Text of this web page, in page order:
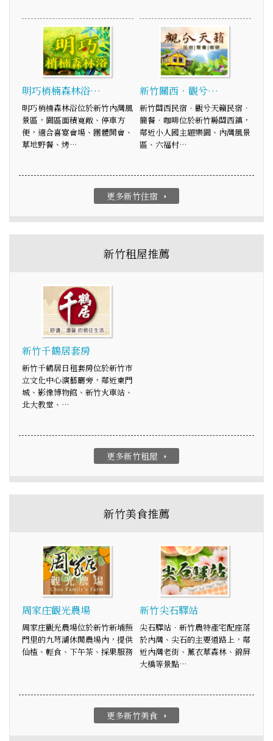
明巧梢楠森林浴…
明巧梢楠森林浴位於新竹內灣風
景區，園區面積寬敞、停車方
便，適合喜宴會場、團體開會、
草地野餐、烤…
新竹關西‧觀兮…
新竹關西民宿‧觀兮天籟民宿‧
簡餐‧咖啡位於新竹縣關西鎮，
鄰近小人國主題樂園、內灣風景
區、六福村…
更多新竹住宿 arrow_right
新竹租屋推薦
新竹千鶴居套房
新竹千鶴居日租套房位於新竹市
立文化中心演藝廳旁，鄰近東門
城、影像博物館、新竹火車站、
北大教堂、…
更多新竹租屋 arrow_right
新竹美食推薦
周家庄觀光農場
周家庄觀光農場位於新竹新埔照
門里的九芎湖休閒農場內，提供
仙楂、輕食、下午茶、採果服務
新竹尖石驛站
尖石驛站．新竹農特產宅配座落
於內灣、尖石的主要道路上，鄰
近內灣老街、薰衣草森林、錦屏
大橋等景點…
更多新竹美食 arrow_right